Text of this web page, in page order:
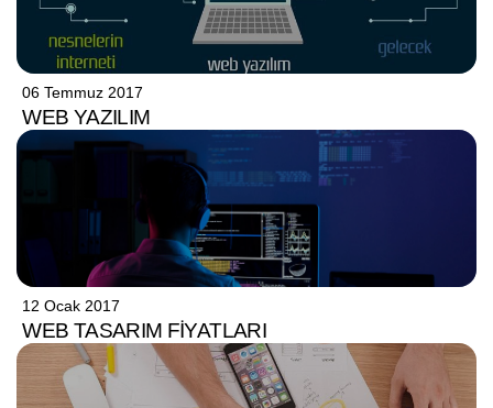
06 Temmuz 2017
WEB YAZILIM
12 Ocak 2017
WEB TASARIM FIYATLARI